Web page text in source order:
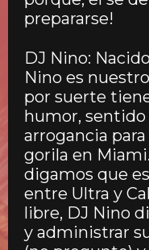
prepararse!
DJ Nino:
Nino es
por suerte
humor,
arrogancia
gorila en
digamos que
entre Ultra y
libre, DJ Nino
y administrar